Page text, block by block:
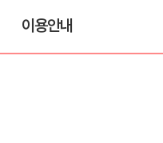
이용안내